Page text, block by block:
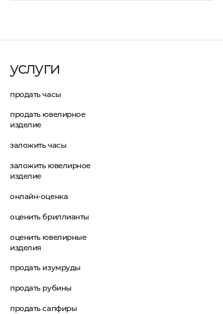
услуги
продать часы
продать ювелирное
изделие
заложить часы
заложить ювелирное
изделие
онлайн-оценка
оценить бриллианты
оценить ювелирные
изделия
продать изумруды
продать рубины
продать сапфиры